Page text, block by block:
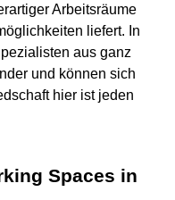
Arbeitsräume
liefert. In
aus ganz
und können sich
hier ist jeden
Spaces in